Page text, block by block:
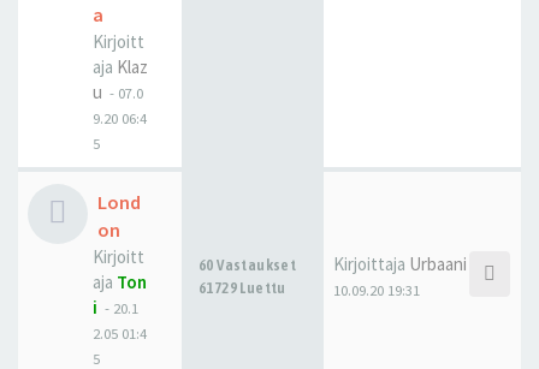
a
Kirjoitt
aja Klaz
u - 07.0
9.20 06:4
5
Lond
on
Kirjoitt
aja Ton
i - 20.1
2.05 01:4
5
60 Vastaukset
61729 Luettu
Kirjoittaja Urbaani
10.09.20 19:31